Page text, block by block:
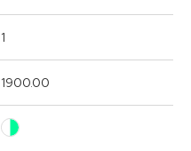
1
1900.00